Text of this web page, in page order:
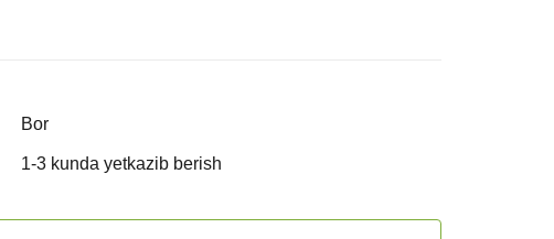
Bor
1-3 kunda yetkazib berish